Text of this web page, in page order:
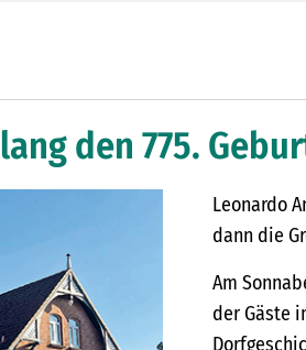
den 775.
Leonardo
dann die
Am
der Gäste